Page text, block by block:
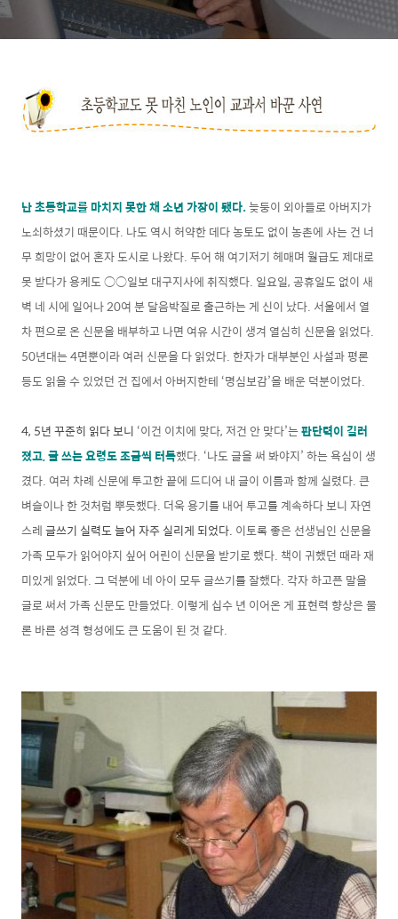
난 초등학교를 마치지 못한 채 소년 가장이 됐다.늦둥이 외아들로 아버지가
노쇠하셨기 때문이다. 나도 역시 허약한 데다 농토도 없이 농촌에 사는 건 너
무 희망이 없어 혼자 도시로 나왔다. 두어 해 여기저기 헤매며 월급도 제대로
못 받다가 용케도 ○○일보 대구지사에 취직했다. 일요일, 공휴일도 없이 새
벽 네 시에 일어나 20여 분 달음박질로 출근하는 게 신이 났다. 서울에서 열
차 편으로 온 신문을 배부하고 나면 여유 시간이 생겨 열심히 신문을 읽었다.
50년대는 4면뿐이라 여러 신문을 다 읽었다. 한자가 대부분인 사설과 평론
등도 읽을 수 있었던 건 집에서 아버지한테 ‘명심보감’을 배운 덕분이었다.
4, 5년 꾸준히 읽다 보니 ‘이건 이치에 맞다, 저건 안 맞다’는판단력이 길러
졌고, 글 쓰는 요령도 조금씩 터득했다. ‘나도 글을 써 봐야지’ 하는 욕심이 생
겼다. 여러 차례 신문에 투고한 끝에 드디어 내 글이 이름과 함께 실렸다. 큰
벼슬이나 한 것처럼 뿌듯했다. 더욱 용기를 내어 투고를 계속하다 보니 자연
스레글쓰기 실력도 늘어 자주 실리게 되었다. 이토록 좋은 선생님인 신문을
가족 모두가 읽어야지 싶어 어린이 신문을 받기로 했다. 책이 귀했던 때라 재
미있게 읽었다. 그 덕분에 네 아이 모두 글쓰기를 잘했다. 각자 하고픈 말을
글로 써서 가족 신문도 만들었다. 이렇게 십수 년 이어온 게 표현력 향상은 물
론 바른 성격 형성에도 큰 도움이 된 것 같다.